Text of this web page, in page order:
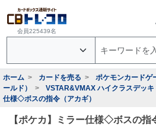
会員225439名
ホーム カードを売る ポケモンカードゲ
ールド）
VSTAR&VMAX ハイクラスデッキ
仕様◇ボスの指令（アカギ）
【ポケカ】ミラー仕様◇ボスの指